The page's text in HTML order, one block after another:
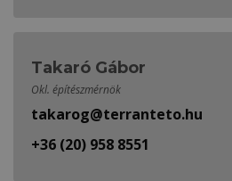
Takaró Gábor
Okl. építészmérnök
takarog@terranteto.hu
+36 (20) 958 8551